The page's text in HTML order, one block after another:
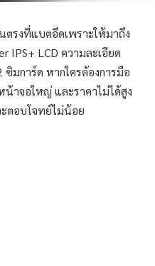
ตรงที่แบตอึดเพราะให้มาถึง
IPS+ LCD ความละเอียด
มการ์ด หากใครต้องการมือ
าจอใหญ่ และราคาไม่ได้สูง
ตอบโจทย์ไม่น้อย